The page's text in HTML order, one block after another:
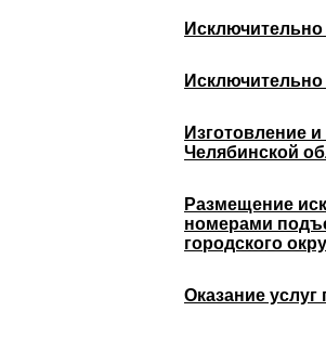
Изготовление
Челябинской
Размещение
номерами
городского
Оказание